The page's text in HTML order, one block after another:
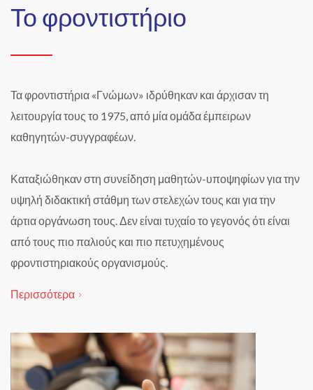
Το φροντιστήριο
Τα φροντιστήρια «Γνώμων» ιδρύθηκαν και άρχισαν τη
λειτουργία τους το 1975, από μία ομάδα έμπειρων
καθηγητών-συγγραφέων.
Καταξιώθηκαν στη συνείδηση μαθητών-υποψηφίων για την
υψηλή διδακτική στάθμη των στελεχών τους και για την
άρτια οργάνωση τους. Δεν είναι τυχαίο το γεγονός ότι είναι
από τους πιο παλιούς και πιοπετυχημένους
φροντιστηριακούς οργανισμούς.
Περισσότερα